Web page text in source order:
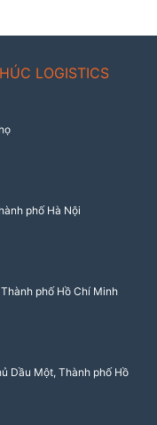
LOGISTICS
phố Hà Nội
phố Hồ Chí Minh
Dầu Một, Thành phố Hồ